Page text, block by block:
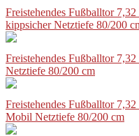
Freistehendes Fußballtor
kippsicher Netztiefe 80/200
Freistehendes Fußballtor
Netztiefe 80/200 cm
Freistehendes Fußballtor
Mobil Netztiefe 80/200 cm